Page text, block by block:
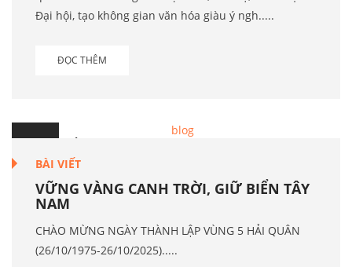
Đại hội, tạo không gian văn hóa giàu ý ngh.....
ĐỌC THÊM
11 Th.9
BÀI VIẾT
VỮNG VÀNG CANH TRỜI, GIỮ BIỂN TÂY
NAM
CHÀO MỪNG NGÀY THÀNH LẬP VÙNG 5 HẢI QUÂN
(26/10/1975-26/10/2025).....